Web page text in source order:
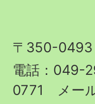
〒350-0493
電話：049-
0771 メー